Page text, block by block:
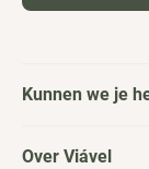
Kunnen we je
Over Viável